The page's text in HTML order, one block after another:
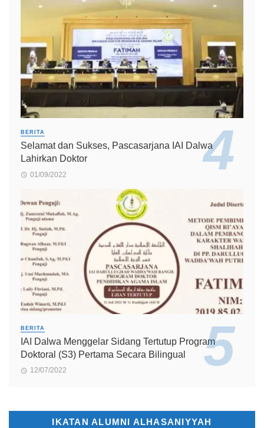
BERITA
Selamat dan Sukses, Pascasarjana IAI Dalwa
Lahirkan Doktor
01/09/2022
BERITA
IAI Dalwa Menggelar Sidang Tertutup Program
Doktoral (S3) Pertama Secara Bilingual
12/07/2022
IKATAN ALUMNI ALHASANIYYAH